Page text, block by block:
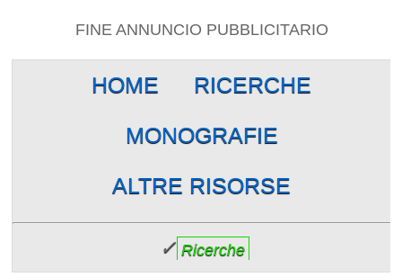
FINE ANNUNCIO PUBBLICITARIO
HOME RICERCHE
MONOGRAFIE
ALTRE RISORSE
✓ Ricerche